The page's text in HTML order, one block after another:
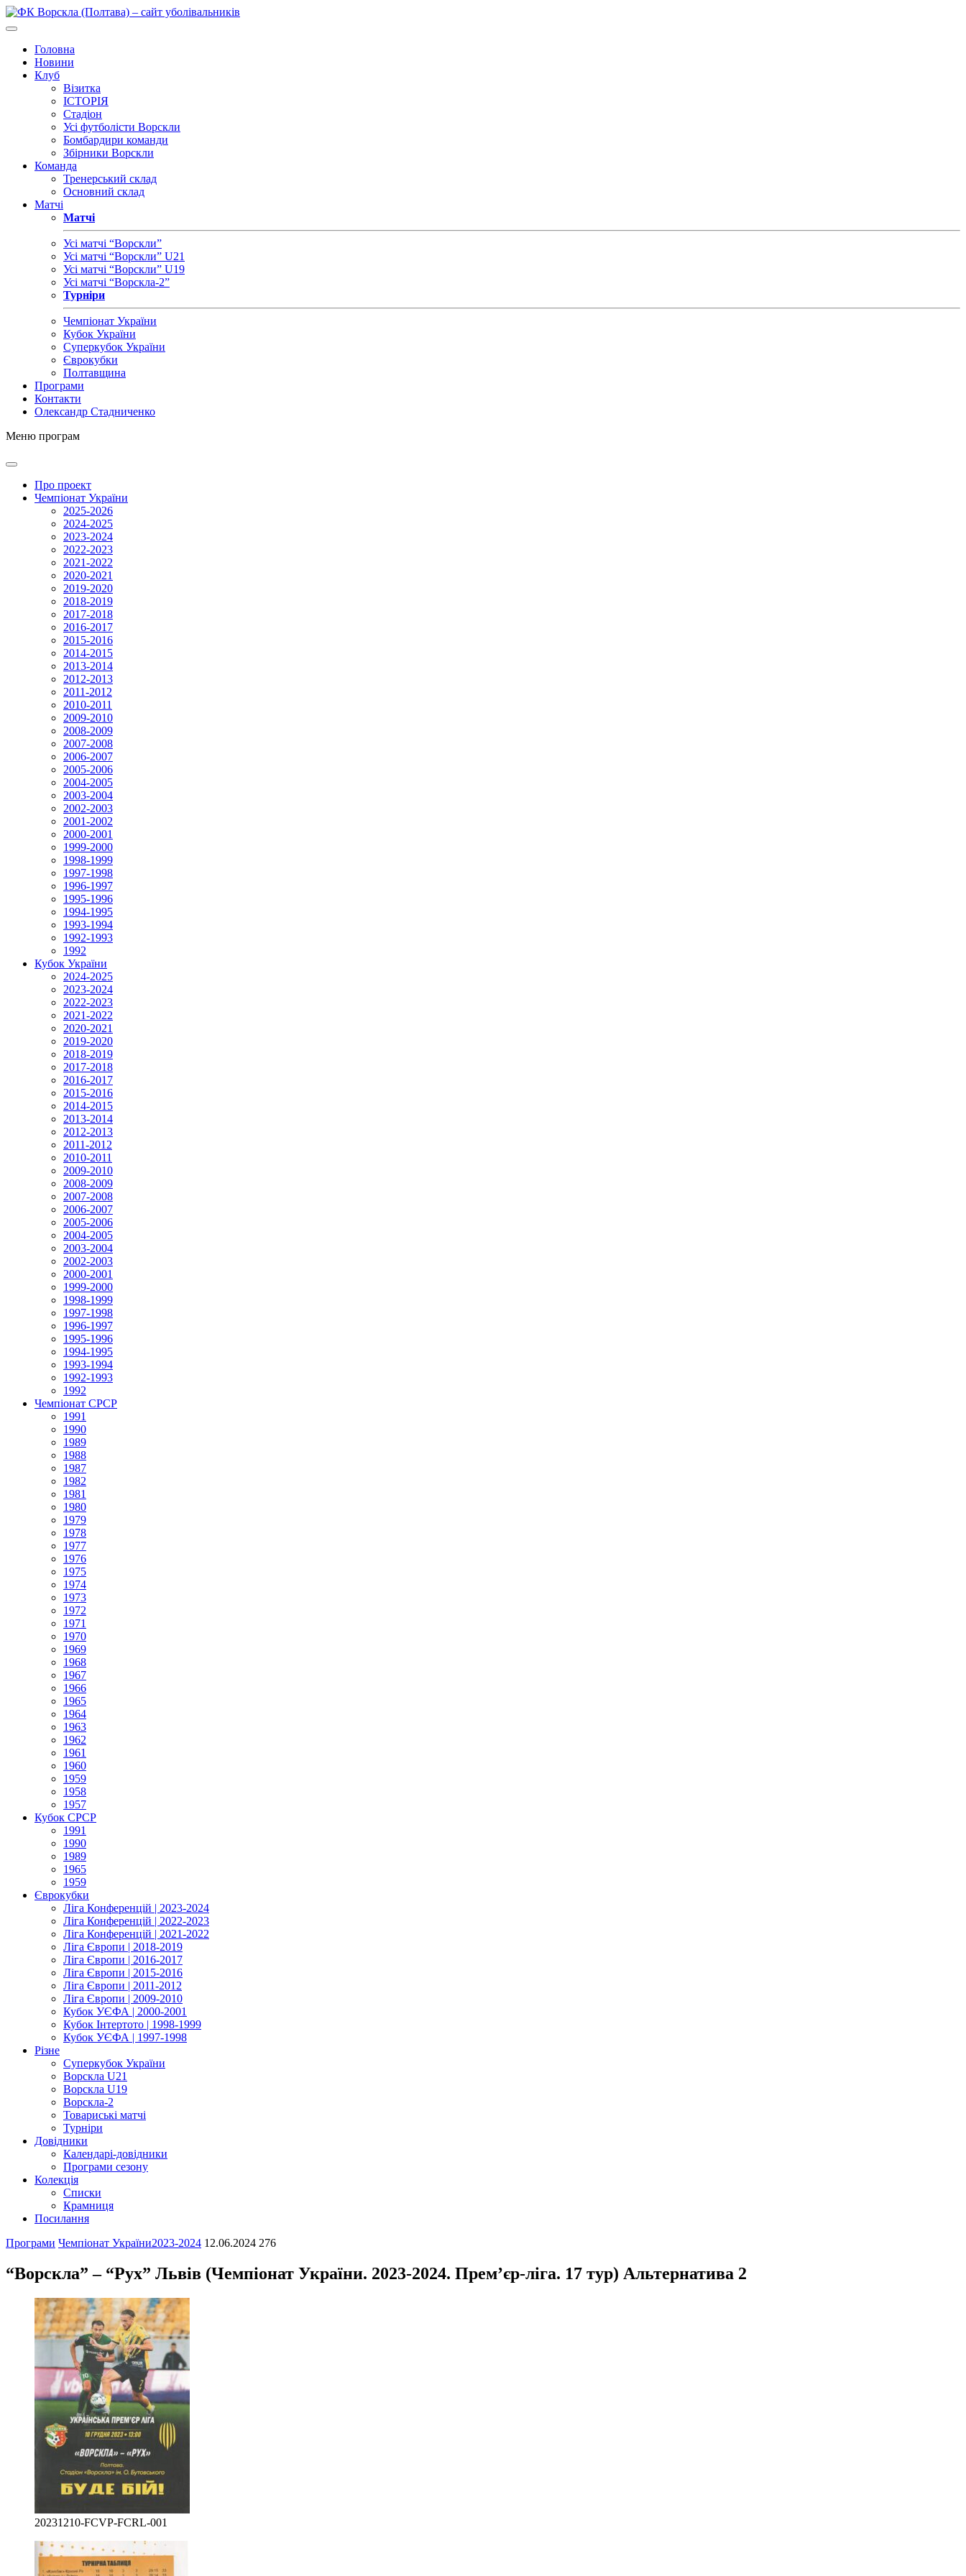
Головна
Новини
Клуб
Візитка
ІСТОРІЯ
Стадіон
Усі футболісти Ворскли
Бомбардири команди
Збірники Ворскли
Команда
Тренерський склад
Основний склад
Матчі
Матчі
Усі матчі “Ворскли”
Усі матчі “Ворскли” U21
Усі матчі “Ворскли” U19
Усі матчі “Ворскла-2”
Турніри
Чемпіонат України
Кубок України
Суперкубок України
Єврокубки
Полтавщина
Програми
Контакти
Олександр Стадниченко
Меню програм
Про проект
Чемпіонат України
2025-2026
2024-2025
2023-2024
2022-2023
2021-2022
2020-2021
2019-2020
2018-2019
2017-2018
2016-2017
2015-2016
2014-2015
2013-2014
2012-2013
2011-2012
2010-2011
2009-2010
2008-2009
2007-2008
2006-2007
2005-2006
2004-2005
2003-2004
2002-2003
2001-2002
2000-2001
1999-2000
1998-1999
1997-1998
1996-1997
1995-1996
1994-1995
1993-1994
1992-1993
1992
Кубок України
2024-2025
2023-2024
2022-2023
2021-2022
2020-2021
2019-2020
2018-2019
2017-2018
2016-2017
2015-2016
2014-2015
2013-2014
2012-2013
2011-2012
2010-2011
2009-2010
2008-2009
2007-2008
2006-2007
2005-2006
2004-2005
2003-2004
2002-2003
2000-2001
1999-2000
1998-1999
1997-1998
1996-1997
1995-1996
1994-1995
1993-1994
1992-1993
1992
Чемпіонат СРСР
1991
1990
1989
1988
1987
1982
1981
1980
1979
1978
1977
1976
1975
1974
1973
1972
1971
1970
1969
1968
1967
1966
1965
1964
1963
1962
1961
1960
1959
1958
1957
Кубок СРСР
1991
1990
1989
1965
1959
Єврокубки
Ліга Конференцій | 2023-2024
Ліга Конференцій | 2022-2023
Ліга Конференцій | 2021-2022
Ліга Європи | 2018-2019
Ліга Європи | 2016-2017
Ліга Європи | 2015-2016
Ліга Європи | 2011-2012
Ліга Європи | 2009-2010
Кубок УЄФА | 2000-2001
Кубок Інтертото | 1998-1999
Кубок УЄФА | 1997-1998
Різне
Суперкубок України
Ворскла U21
Ворскла U19
Ворскла-2
Товариські матчі
Турніри
Довідники
Календарі-довідники
Програми сезону
Колекція
Списки
Крамниця
Посилання
Програми Чемпіонат України2023-2024 12.06.2024 276
“Ворскла” – “Рух” Львів (Чемпіонат України. 2023-2024. Прем’єр-ліга. 17 тур) Альтернатива 2
20231210-FCVP-FCRL-001